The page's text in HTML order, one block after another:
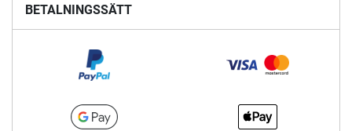
BETALNINGSSÄTT